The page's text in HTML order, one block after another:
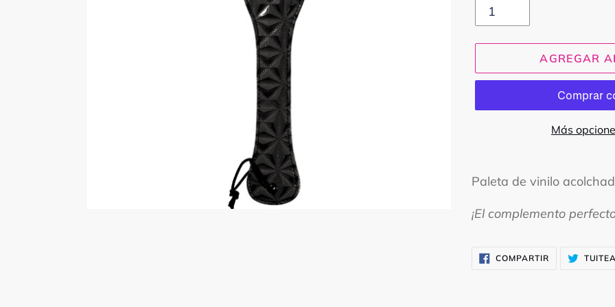
AGREGAR
Más
el
a
carrito
Paleta de vinilo
¡El complemento
COMPARTIRCOMPARTIR
EN